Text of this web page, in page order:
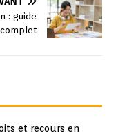
: guide
complet
et recours en